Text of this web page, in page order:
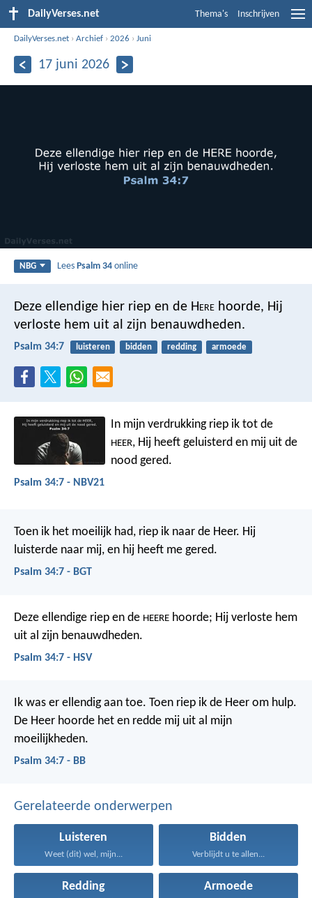
DailyVerses.net Thema's Inschrijven
DailyVerses.net ›Archief ›2026 ›Juni
17 juni 2026
NBG LeesPsalm 34 online
Deze ellendige hier riep en de Here hoorde, Hij
verloste hem uit al zijn benauwdheden.
Psalm 34:7 luisteren bidden redding armoede
In mijn verdrukking riep ik tot de
HEER, Hij heeft geluisterd en mij uit de
nood gered.
Psalm 34:7 - NBV21
Toen ik het moeilijk had, riep ik naar de Heer. Hij
luisterde naar mij, en hij heeft me gered.
Psalm 34:7 - BGT
Deze ellendige riep en de HEERE hoorde; Hij verloste hem
uit al zijn benauwdheden.
Psalm 34:7 - HSV
Ik was er ellendig aan toe. Toen riep ik de Heer om hulp.
De Heer hoorde het en redde mij uit al mijn
moeilijkheden.
Psalm 34:7 - BB
Gerelateerde onderwerpen
Luisteren
Weet (dit) wel, mijn...
Bidden
Verblijdt u te allen...
Redding Armoede